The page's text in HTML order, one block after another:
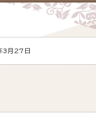
月27日